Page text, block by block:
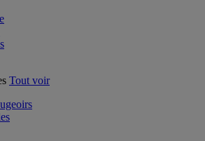
Tout voir